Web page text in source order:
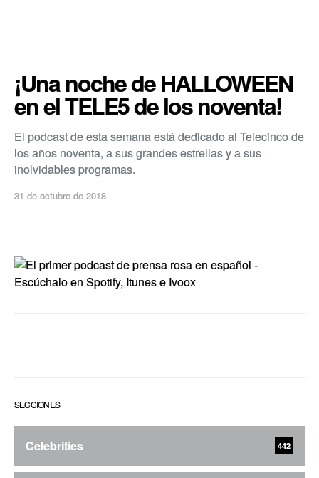
¡Una noche de HALLOWEEN
en el TELE5 de los noventa!
El podcast de esta semana está dedicado al Telecinco de
los años noventa, a sus grandes estrellas y a sus
inolvidables programas.
31 de octubre de 2018
SECCIONES
Celebrities 442